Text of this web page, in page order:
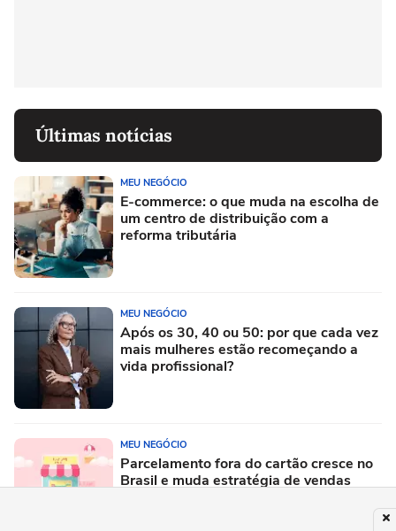
Últimas notícias
MEU NEGÓCIO
E-commerce: o que muda na escolha de
um centro de distribuição com a
reforma tributária
MEU NEGÓCIO
Após os 30, 40 ou 50: por que cada vez
mais mulheres estão recomeçando a
vida profissional?
MEU NEGÓCIO
Parcelamento fora do cartão cresce no
Brasil e muda estratégia de vendas